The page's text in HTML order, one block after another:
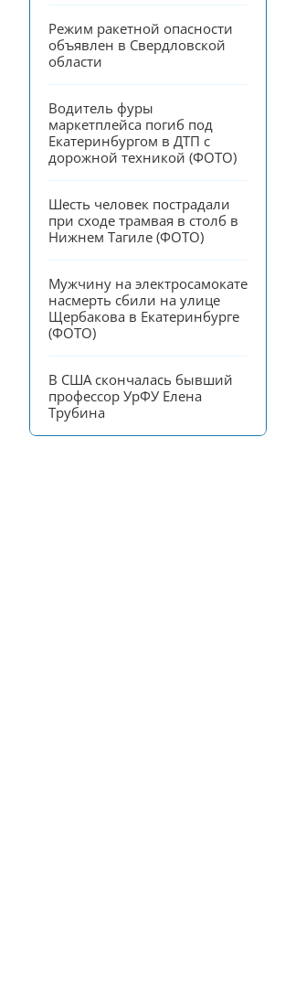
Режим ракетной опасности
объявлен в Свердловской
области
Водитель фуры
маркетплейса погиб под
Екатеринбургом в ДТП с
дорожной техникой (ФОТО)
Шесть человек пострадали
при сходе трамвая в столб в
Нижнем Тагиле (ФОТО)
Мужчину на электросамокате
насмерть сбили на улице
Щербакова в Екатеринбурге
(ФОТО)
В США скончалась бывший
профессор УрФУ Елена
Трубина